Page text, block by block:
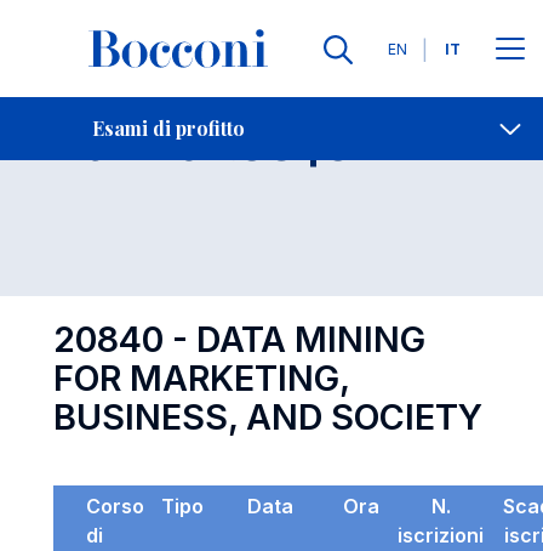
Lingue
EN IT
Esami di profitto
Contatti
Esame 20840 Open
20840 - DATA MINING
FOR MARKETING,
BUSINESS, AND SOCIETY
Corso
di
Tipo Data Ora
N.
iscrizioni